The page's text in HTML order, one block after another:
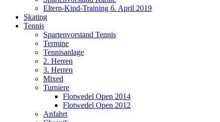
Eltern-Kind-Training 6. April 2019
Skating
Tennis
Spartenvorstand Tennis
Termine
Tennisanlage
2. Herren
3. Herren
Mixed
Turniere
Flotwedel Open 2014
Flotwedel Open 2012
Anfahrt